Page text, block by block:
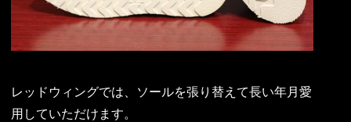
レッドウィングでは、ソールを張り替えて長い年月愛
用していただけます。